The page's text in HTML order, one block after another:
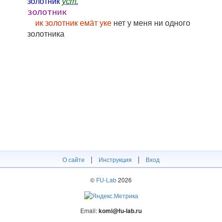
золотник
ик золотник емӓт уке нет у меня ни одного
золотника
О сайте | Инструкция | Вход
© FU-Lab2026
Email:komi@fu-lab.ru